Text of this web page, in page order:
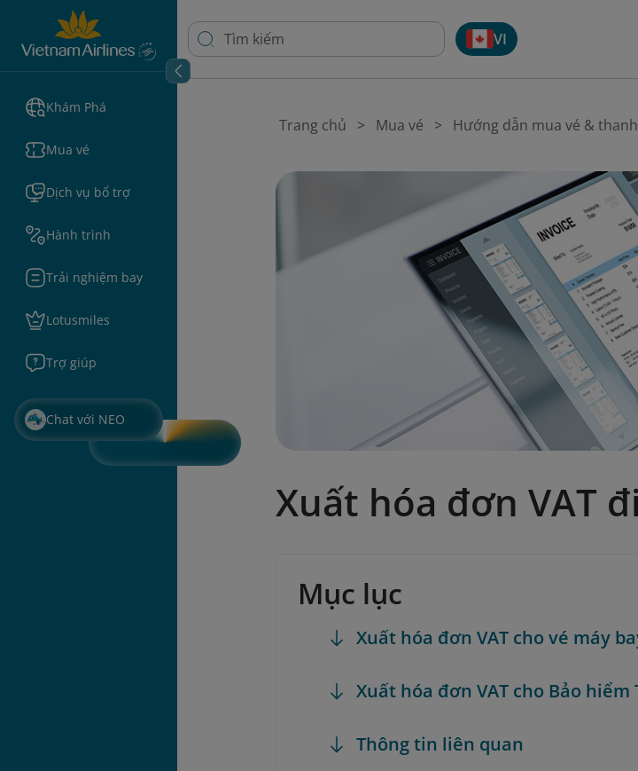
Khám Phá
Mua vé
Dịch vụ bổ trợ
Hành trình
Trải nghiệm bay
Lotusmiles
Trợ giúp
Chat với NEO
VI
Trang chủ Mua vé Hướng dẫn mua vé &
Xuất hóa đơn VAT
Mục lục
Xuất hóa đơn VAT cho vé máy
Xuất hóa đơn VAT cho Bảo hiểm
Thông tin liên quan